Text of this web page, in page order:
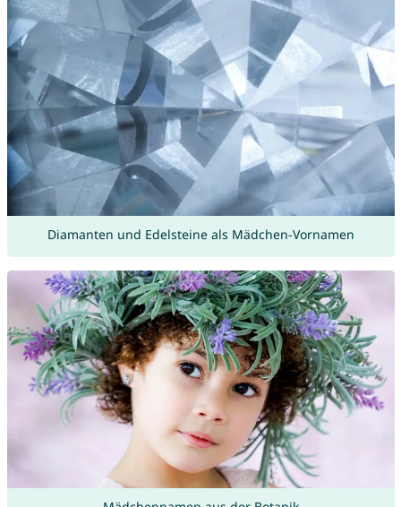
Diamanten und Edelsteine als Mädchen-Vornamen